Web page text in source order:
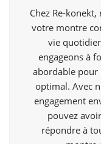
Chez Re-
votre montre
vie
engageons à
abordable pour
optimal. Avec
engagement
pouvez
répondre à